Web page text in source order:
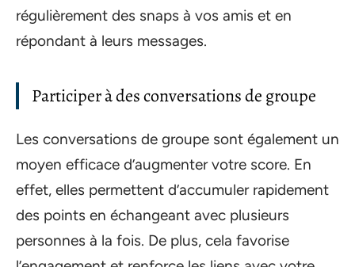
régulièrement des snaps à vos amis et en
répondant à leurs messages.
Participer à des conversations de groupe
Les conversations de groupe sont également un
moyen efficace d’augmenter votre score. En
effet, elles permettent d’accumuler rapidement
des points en échangeant avec plusieurs
personnes à la fois. De plus, cela favorise